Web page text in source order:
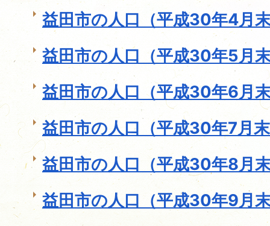
益田市の人口（平成30年4月
益田市の人口（平成30年5月
益田市の人口（平成30年6月
益田市の人口（平成30年7月
益田市の人口（平成30年8月
益田市の人口（平成30年9月